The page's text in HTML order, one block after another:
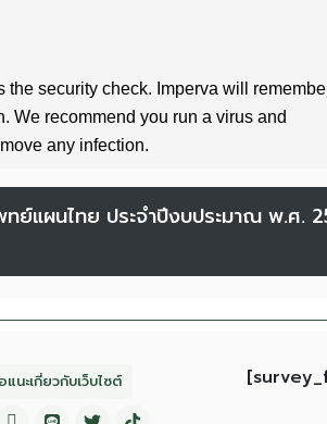
ย์แผนไทย ประจำปีงบประมาณ พ.ศ.
แนะเกี่ยวกับเว็บไซต์